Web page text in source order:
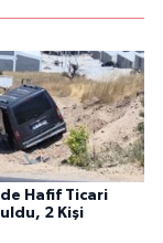
Hafif Ticari
2 Kişi